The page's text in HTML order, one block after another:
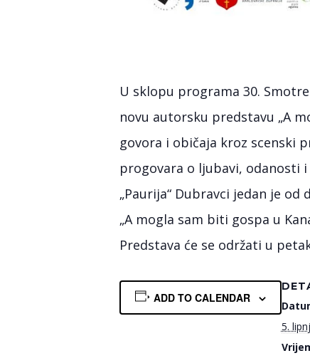
U sklopu programa 30.
novu autorsku predstavu „A
govora i običaja kroz scenski
progovara o ljubavi, odanosti
„Paurija“ Dubravci jedan je
„A mogla sam biti gospa u
Predstava će se održati u
ADD TO CALENDAR
5.